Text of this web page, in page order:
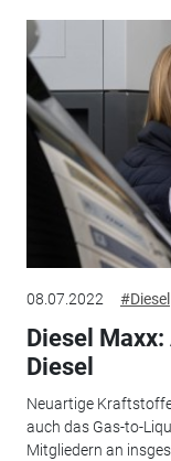
08.07.2022 #Diesel
Diesel
Diesel
Neuartige
auch das Gas-to-
Mitgliedern an